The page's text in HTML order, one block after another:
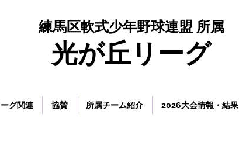
練馬区軟式少年野球連盟 所属
​光が丘リーグ
ーグ関連 協賛 所属チーム紹介 2026大会情報・結果